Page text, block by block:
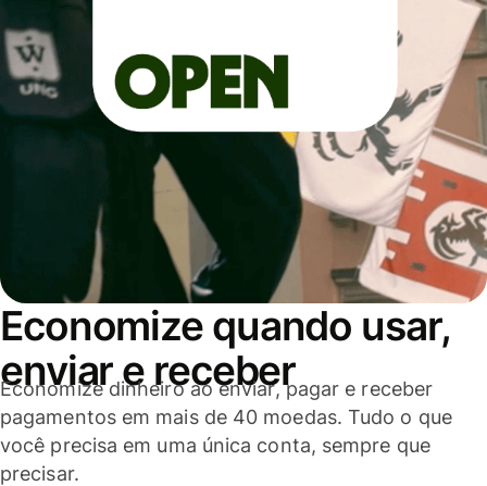
Economize quando usar,
enviar e receber
Economize dinheiro ao enviar, pagar e receber
pagamentos em mais de 40 moedas. Tudo o que
você precisa em uma única conta, sempre que
precisar.